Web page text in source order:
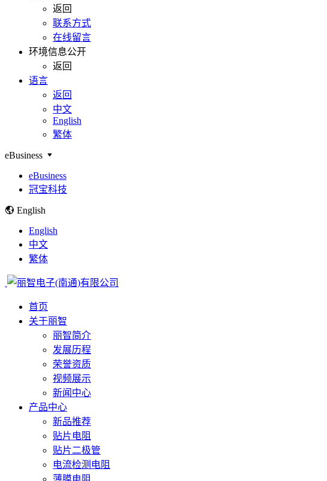
返回
联系方式
在线留言
环境信息公开
返回
语言
返回
中文
English
繁体
eBusiness
eBusiness
冠宝科技
English
English
中文
繁体
首页
关于丽智
丽智简介
发展历程
荣誉资质
视频展示
新闻中心
产品中心
新品推荐
贴片电阻
贴片二极管
电流检测电阻
薄膜电阻